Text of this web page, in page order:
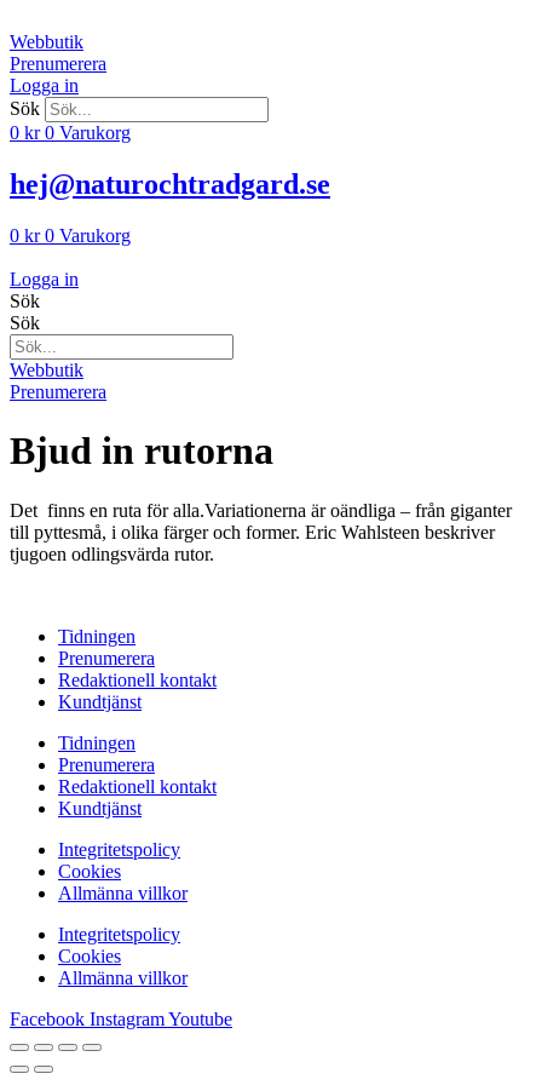
till
innehåll
Webbutik
Prenumerera
Logga in
Sök
0 kr 0 Varukorg
hej@naturochtradgard.se
0 kr 0 Varukorg
Logga in
Sök
Sök
Webbutik
Prenumerera
Bjud in rutorna
Det finns en ruta för alla.Variationerna är oändliga – från giganter
till pyttesmå, i olika färger och former. Eric Wahlsteen beskriver
tjugoen odlingsvärda rutor.
Tidningen
Prenumerera
Redaktionell kontakt
Kundtjänst
Tidningen
Prenumerera
Redaktionell kontakt
Kundtjänst
Integritetspolicy
Cookies
Allmänna villkor
Integritetspolicy
Cookies
Allmänna villkor
Facebook InstagramYoutube